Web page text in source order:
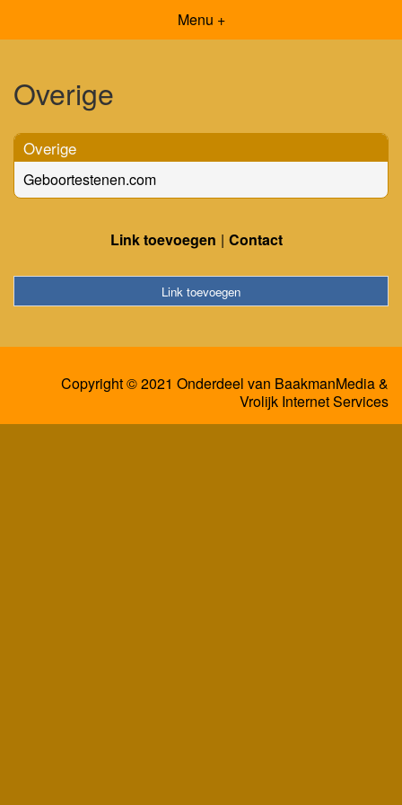
Menu +
Overige
Overige
Geboortestenen.com
Link toevoegen Contact
Link toevoegen
Copyright © 2021 Onderdeel van BaakmanMedia&
Vrolijk Internet Services